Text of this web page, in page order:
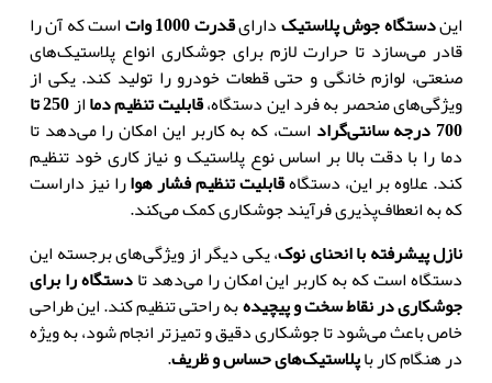
ایندستگاه جوش پلاستیکدارایقدرت 1000 وات است که آن را
قادر می‌سازد تا حرارت لازم برای جوشکاری انواع پلاستیک‌های
صنعتی، لوازم خانگی و حتی قطعات خودرو را تولید کند.یکی از
ویژگی‌های منحصر به فرد این دستگاه،قابلیت تنظیم دمااز250تا
700 درجه سانتی‌گراد است،که به کاربر این امکان را می‌دهد تا
دما را با دقت بالا بر اساس نوع پلاستیک و نیاز کاری خود تنظیم
کند.علاوه بر این، دستگاهقابلیت تنظیم فشار هوارا نیز داراست
که به انعطاف‌پذیری فرآیند جوشکاری کمک می‌کند.
نازل پیشرفته با انحنای نوک،یکی دیگر از ویژگی‌های برجسته این
دستگاه است که به کاربر این امکان را می‌دهد تادستگاه را برای
جوشکاری در نقاط سخت و پیچیدهبه راحتی تنظیم کند.این طراحی
خاص باعث می‌شود تا جوشکاری دقیق و تمیزتر انجام شود،به ویژه
در هنگام کار باپلاستیک‌های حساس و ظریف.